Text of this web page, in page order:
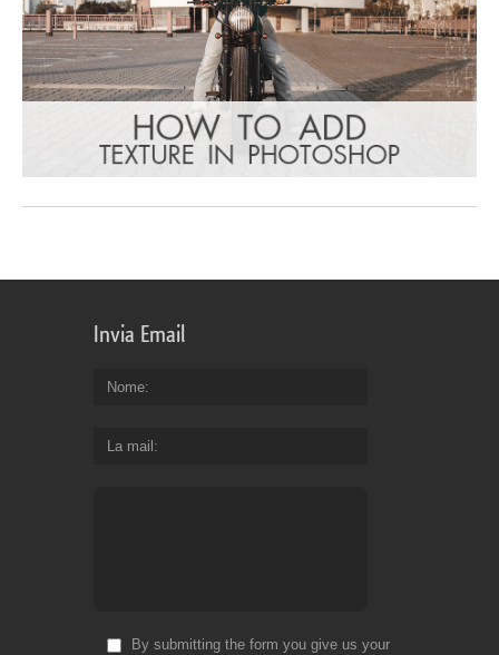
Invia Email
Nome
La mail
By submitting the form you give us your